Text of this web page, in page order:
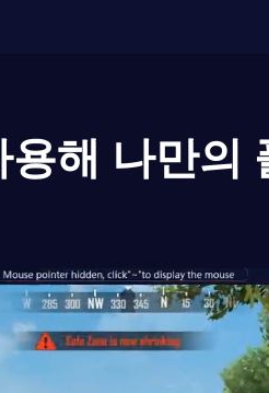
용해 나만의